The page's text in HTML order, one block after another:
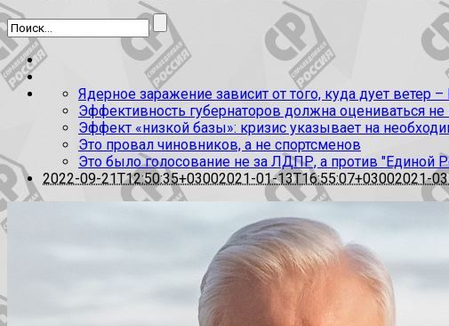
Ядерное заражение зависит от того, куда дует ветер
Эффективность губернаторов должна оцениваться
Эффект «низкой базы»: кризис указывает на
Это провал чиновников, а не спортсменов
Это было голосование не за ЛДПР, а против "Единой
2022-09-21T12:50:35+03002021-01-13T16:55:07+03002021-